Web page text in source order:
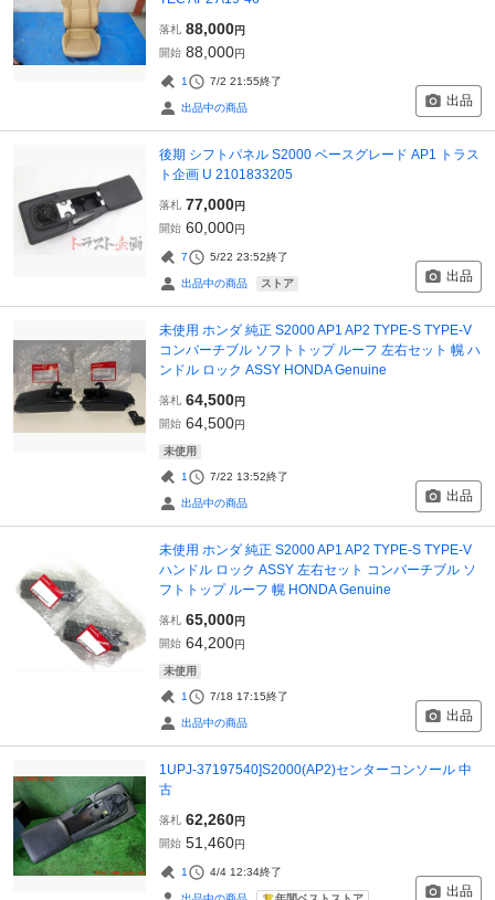
落札 88,000円
開始 88,000円
1 7/2 21:55終了
出品中の商品 出品
後期 シフトパネル S2000 ベースグレード AP1 トラス
ト企画 U 2101833205
落札 77,000円
開始 60,000円
7 5/22 23:52終了
出品中の商品 ストア 出品
未使用 ホンダ 純正 S2000 AP1 AP2 TYPE-S TYPE-V
コンバーチブル ソフトトップ ルーフ 左右セット 幌 ハ
ンドル ロック ASSY HONDA Genuine
落札 64,500円
開始 64,500円
未使用
1 7/22 13:52終了
出品中の商品 出品
未使用 ホンダ 純正 S2000 AP1 AP2 TYPE-S TYPE-V
ハンドル ロック ASSY 左右セット コンバーチブル ソ
フトトップ ルーフ 幌 HONDA Genuine
落札 65,000円
開始 64,200円
未使用
1 7/18 17:15終了
出品中の商品 出品
1UPJ-37197540]S2000(AP2)センターコンソール 中
古
落札 62,260円
開始 51,460円
1 4/4 12:34終了
出品